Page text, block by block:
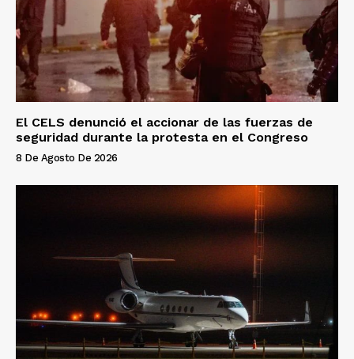
El CELS denunció el accionar de las fuerzas de
seguridad durante la protesta en el Congreso
8 De Agosto De 2026